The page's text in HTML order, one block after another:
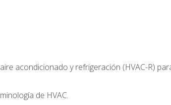
acondicionado y refrigeración (HVAC-R)
de HVAC.